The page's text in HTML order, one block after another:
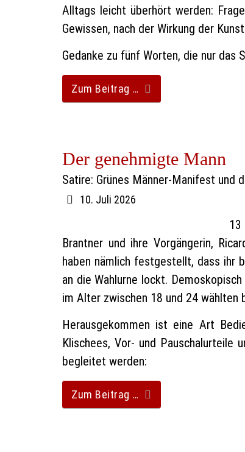
Alltags leicht überhört werden:
Gewissen, nach der Wirkung der
Gedanke zu fünf Worten, die nur das
Zum Beitrag …
Der genehmigte Mann
Satire: Grünes Männer-Manifest und
10. Juli 2026
Brantner und ihre Vorgängerin,
haben nämlich festgestellt, dass ihr
an die Wahlurne lockt.
im Alter zwischen 18 und 24
Herausgekommen ist eine Art
Klischees, Vor- und Pauschalurteile
begleitet werden:
Zum Beitrag …